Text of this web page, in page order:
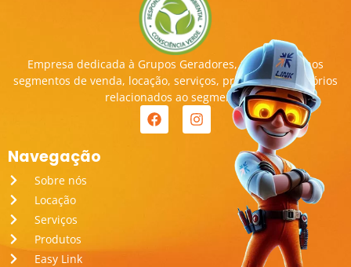
Empresa dedicada à Grupos Geradores, transitando nos
segmentos de venda, locação, serviços, produtos e acessórios
relacionados ao segmento.
Navegação
Sobre nós
Locação
Serviços
Produtos
Easy Link